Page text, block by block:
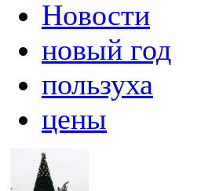
Новости
новый год
пользуха
цены